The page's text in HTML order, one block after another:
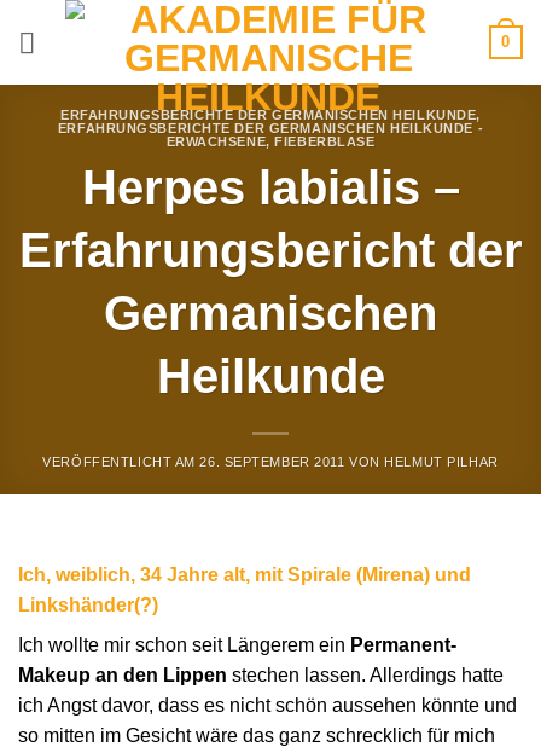
0
ERFAHRUNGSBERICHTE DER GERMANISCHEN HEILKUNDE,
ERFAHRUNGSBERICHTE DER GERMANISCHEN HEILKUNDE -
ERWACHSENE,FIEBERBLASE
Herpes labialis –
Erfahrungsbericht der
Germanischen
Heilkunde
VERÖFFENTLICHT AM26. SEPTEMBER 2011 VON HELMUT PILHAR
Ich, weiblich, 34 Jahre alt, mit Spirale (Mirena) und
Linkshänder(?)
Ich wollte mir schon seit Längerem ein Permanent-
Makeup an den Lippen stechen lassen. Allerdings hatte
ich Angst davor, dass es nicht schön aussehen könnte und
so mitten im Gesicht wäre das ganz schrecklich für mich